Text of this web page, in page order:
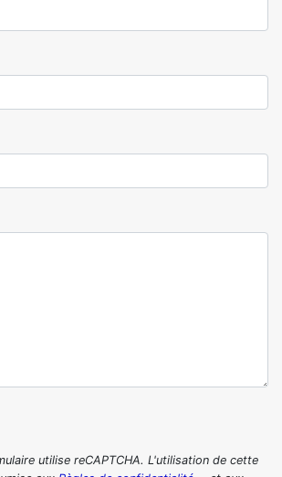
utilise reCAPTCHA. L'utilisation de cette